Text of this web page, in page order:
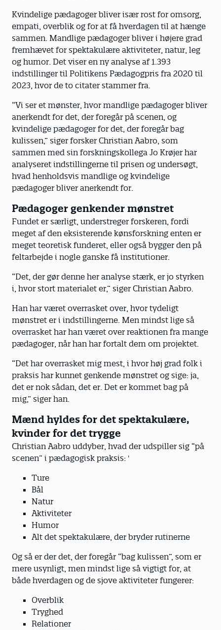
Kvindelige pædagoger bliver især rost for omsorg,
empati, overblik og for at få hverdagen til at hænge
sammen. Mandlige pædagoger bliver i højere grad
fremhævet for spektakulære aktiviteter, natur, leg
og humor. Det viser en ny analyse af 1.393
indstillinger til Politikens Pædagogpris fra 2020 til
2023, hvor de to citater stammer fra.
“Vi ser et mønster, hvor mandlige pædagoger bliver
anerkendt for det, der foregår på scenen, og
kvindelige pædagoger for det, der foregår bag
kulissen,” siger forsker Christian Aabro, som
sammen med sin forskningskollega Jo Krøjer har
analyseret indstillingerne til prisen og undersøgt,
hvad henholdsvis mandlige og kvindelige
pædagoger bliver anerkendt for.
Pædagoger genkender mønstret
Fundet er særligt, understreger forskeren, fordi
meget af den eksisterende kønsforskning enten er
meget teoretisk funderet, eller også bygger den på
feltarbejde i nogle ganske få institutioner.
“Det, der gør denne her analyse stærk, er jo styrken
i, hvor stort materialet er,” siger Christian Aabro.
Han har været overrasket over, hvor tydeligt
mønstret er i indstillingerne. Men mindst lige så
overrasket har han været over reaktionen fra mange
pædagoger, når han har fortalt dem om projektet.
“Det har overrasket mig mest, i hvor høj grad folk i
praksis har kunnet genkende mønstret og sige: ja,
det er nok sådan, det er. Det er kommet bag på
mig,” siger han.
Mænd hyldes for det spektakulære,
kvinder for det trygge
Christian Aabro uddyber, hvad der udspiller sig “på
scenen” i pædagogisk praksis: '
Ture
Bål
Natur
Aktiviteter
Humor
Alt det spektakulære, der bryder rutinerne
Og så er der det, der foregår “bag kulissen”, som er
mere usynligt, men mindst lige så vigtigt for, at
både hverdagen og de sjove aktiviteter fungerer:
Overblik
Tryghed
Relationer